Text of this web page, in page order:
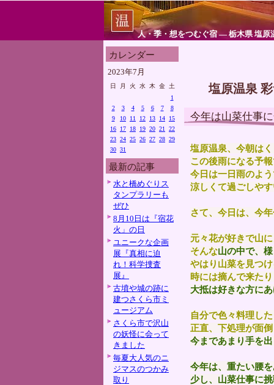
人・季・想をつむぐ宿 ― 栃木県 塩原
カレンダー
2023年7月
日 月 火 水 木 金
土
1
2
3 4 5 6 7
8
9
10 11 12 13 14
15
16
17 18 19 20 21
22
23 24 25 26 27 28 29
30 31
最新の記事
水と橋めぐりス
タンプラリーも
ぜひ
8月10日は『宿花
火」の日
ユニークな企画
展『真相に迫
れ！科学捜査
展』
古墳や城の跡に
建つさくら市ミ
ュージアム
さくら市で沢山
の妖怪に会って
きました
毎夏大人気のニ
ジマスのつかみ
取り
塩原温泉
今年は山菜仕事
塩原温泉、今朝は
この後雨になる予
今日は一日雨のよ
涼しくて過ごしや
さて、今日は、今
元々花が好きで山
そんな山の中で、
やはり山菜を見つ
時には摘んで来た
大抵は好きな方に
自分で色々料理し
正直、下処理が面
今まであまり手を
今年は、重たい腰
少し、山菜仕事に